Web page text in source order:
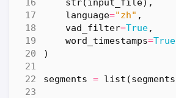
str( input_file),
language="zh" ,
vad_filter=True,
word_timestamps=True
)
segments = list (segments